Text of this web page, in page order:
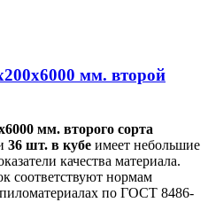
мм. второй
мм. второго сорта
36 шт. в кубе имеет небольшие
качества материала.
соответствуют нормам
по ГОСТ 8486-